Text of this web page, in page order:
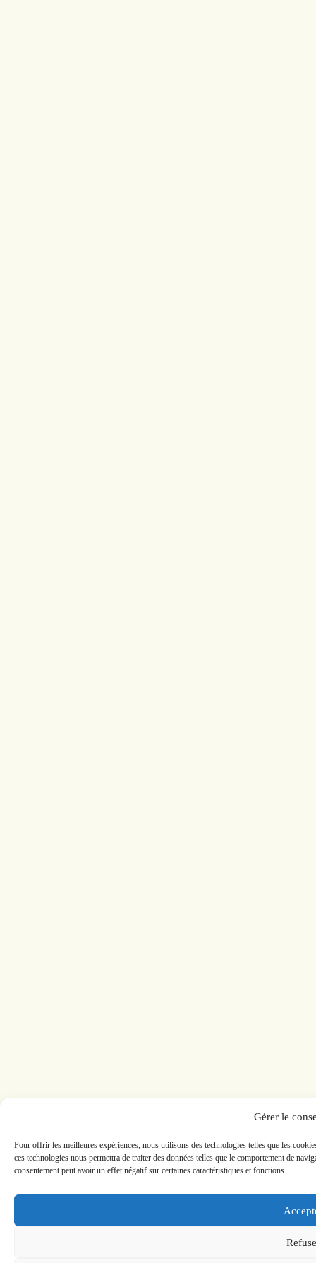
Gérer le
Pour offrir les meilleures expériences, nous utilisons des technologies telles que les
ces technologies nous permettra de traiter des données telles que le comportement de
consentement peut avoir un effet négatif sur certaines caractéristiques et fonctions.